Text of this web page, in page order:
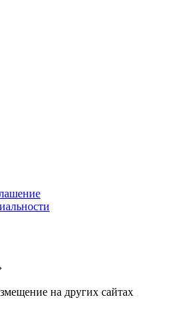
на других сайтах